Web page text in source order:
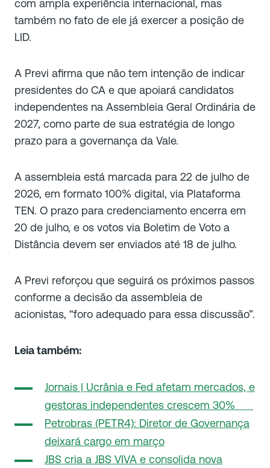
com ampla experiência internacional, mas
também no fato de ele já exercer a posição de
LID.
A Previ afirma que não tem intenção de indicar
presidentes do CA e que apoiará candidatos
independentes na Assembleia Geral Ordinária de
2027, como parte de sua estratégia de longo
prazo para a governança da Vale.
A assembleia está marcada para 22 de julho de
2026, em formato 100% digital, via Plataforma
TEN. O prazo para credenciamento encerra em
20 de julho, e os votos via Boletim de Voto a
Distância devem ser enviados até 18 de julho.
A Previ reforçou que seguirá os próximos passos
conforme a decisão da assembleia de
acionistas, “foro adequado para essa discussão”.
Leia também:
Jornais | Ucrânia e Fed afetam mercados, e
gestoras independentes crescem 30%
Petrobras (PETR4): Diretor de Governança
deixará cargo em março
JBS cria a JBS VIVA e consolida nova